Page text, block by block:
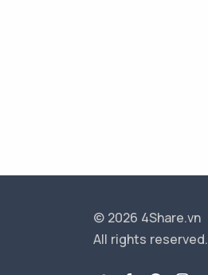
© 2026 4Share.vn
All rights reserved.